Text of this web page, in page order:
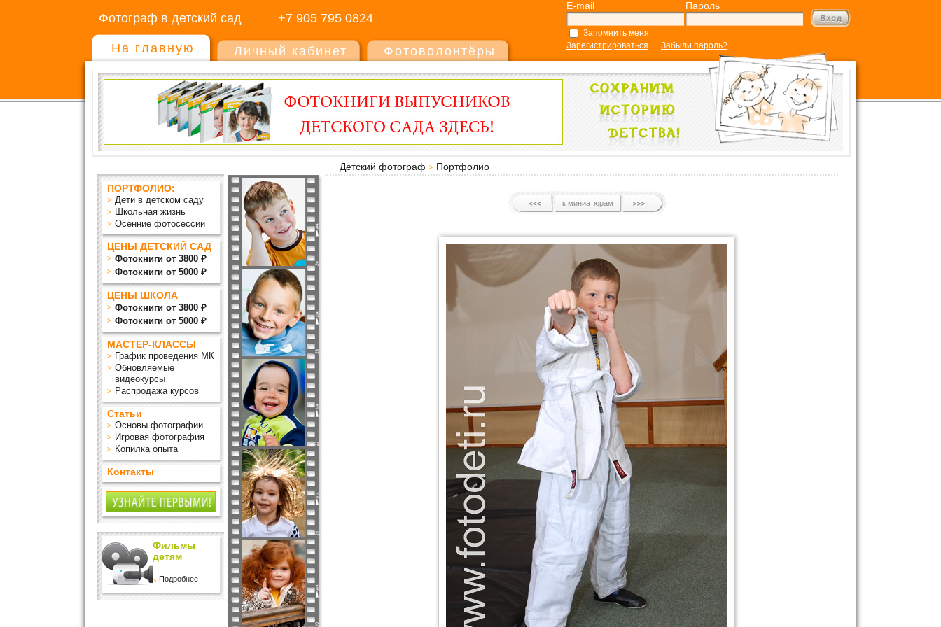
Фотограф в детский сад +7 905 795 0824
E-mail Пароль
Запомнить меня
Зарегистрироваться
Забыли пароль?
На главную Личный кабинет Фотоволонтёры
Детский фотограф
Портфолио
ПОРТФОЛИО:
Дети в детском саду
Школьная жизнь
Осенние фотосессии
ЦЕНЫ ДЕТСКИЙ САД
Фотокниги от 3800 ₽
Фотокниги от 5000 ₽
ЦЕНЫ ШКОЛА
Фотокниги от 3800 ₽
Фотокниги от 5000 ₽
МАСТЕР-КЛАССЫ
График проведения МК
Обновляемые
видеокурсы
Распродажа курсов
Статьи
Основы фотографии
Игровая фотография
Копилка опыта
Контакты
Фильмы
детям
Подробнее
к миниатюрам